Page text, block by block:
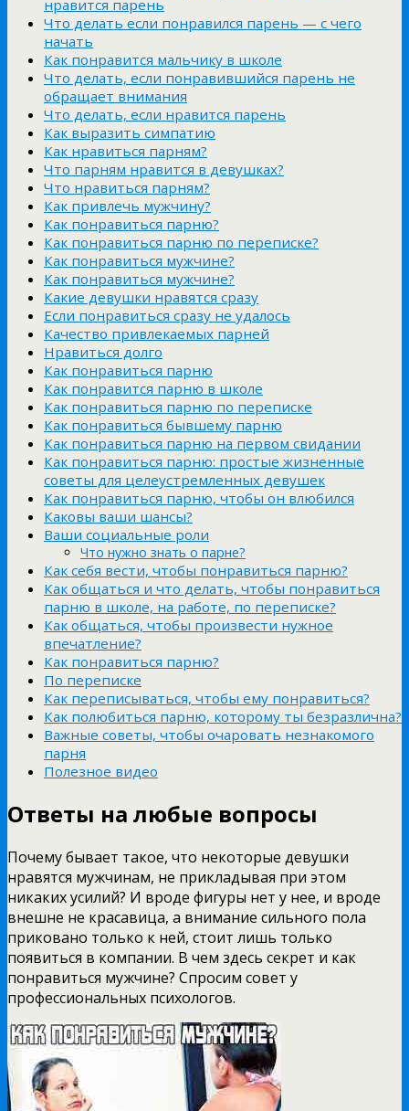
нравится парень
Что делать если понравился парень — с чего
начать
Как понравится мальчику в школе
Что делать, если понравившийся парень не
обращает внимания
Что делать, если нравится парень
Как выразить симпатию
Как нравиться парням?
Что парням нравится в девушках?
Что нравиться парням?
Как привлечь мужчину?
Как понравиться парню?
Как понравиться парню по переписке?
Как понравиться мужчине?
Как понравиться мужчине?
Какие девушки нравятся сразу
Если понравиться сразу не удалось
Качество привлекаемых парней
Нравиться долго
Как понравиться парню
Как понравится парню в школе
Как понравиться парню по переписке
Как понравиться бывшему парню
Как понравиться парню на первом свидании
Как понравиться парню: простые жизненные
советы для целеустремленных девушек
Как понравиться парню, чтобы он влюбился
Каковы ваши шансы?
Ваши социальные роли
Что нужно знать о парне?
Как себя вести, чтобы понравиться парню?
Как общаться и что делать, чтобы понравиться
парню в школе, на работе, по переписке?
Как общаться, чтобы произвести нужное
впечатление?
Как понравиться парню?
По переписке
Как переписываться, чтобы ему понравиться?
Как полюбиться парню, которому ты безразлична?
Важные советы, чтобы очаровать незнакомого
парня
Полезное видео
Ответы на любые вопросы
Почему бывает такое, что некоторые девушки
нравятся мужчинам, не прикладывая при этом
никаких усилий? И вроде фигуры нет у нее, и вроде
внешне не красавица, а внимание сильного пола
приковано только к ней, стоит лишь только
появиться в компании. В чем здесь секрет и как
понравиться мужчине? Спросим совет у
профессиональных психологов.